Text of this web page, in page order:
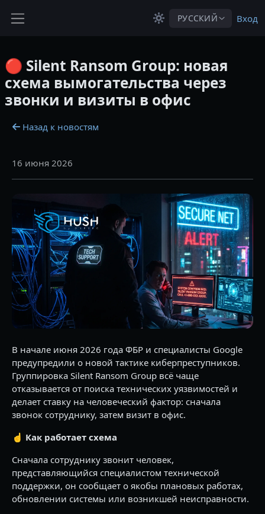
РУССКИЙ Вход
🔴 Silent Ransom Group: новая
схема вымогательства через
звонки и визиты в офис
Назад к новостям
16 июня 2026
В начале июня 2026 года ФБР и специалисты Google
предупредили о новой тактике киберпреступников.
Группировка Silent Ransom Group всё чаще
отказывается от поиска технических уязвимостей и
делает ставку на человеческий фактор: сначала
звонок сотруднику, затем визит в офис.
☝️ Как работает схема
Сначала сотруднику звонит человек,
представляющийся специалистом технической
поддержки, он сообщает о якобы плановых работах,
обновлении системы или возникшей неисправности.